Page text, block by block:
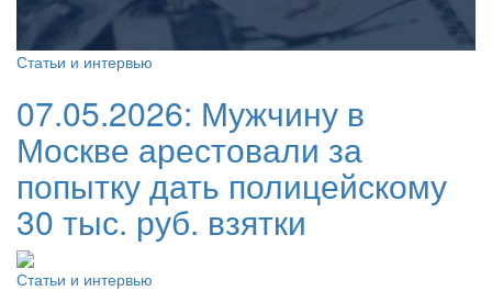
Статьи и интервью
07.05.2026: Мужчину в
Москве арестовали за
попытку дать полицейскому
30 тыс. руб. взятки
Статьи и интервью